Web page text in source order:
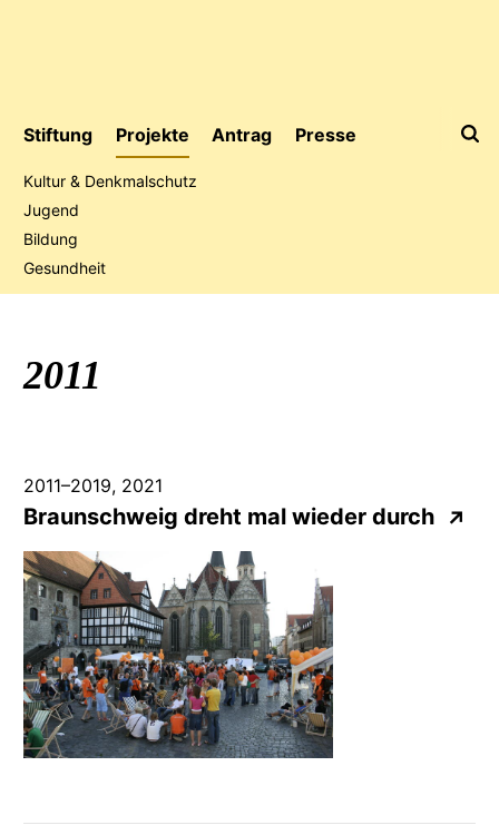
Stiftung
Jubiläumsaktion
Projekte
Kultur & Denkmalschutz
Jugend
Bildung
Gesundheit
Antrag Presse
2011
Braunschweig dreht mal wieder durch ↗
2011–2019, 2021